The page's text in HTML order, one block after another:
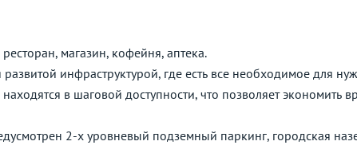
магазин, кофейня, аптека.
инфраструктурой, где есть все необходимое для
в шаговой доступности, что позволяет экономить
2-х уровневый подземный паркинг, городская